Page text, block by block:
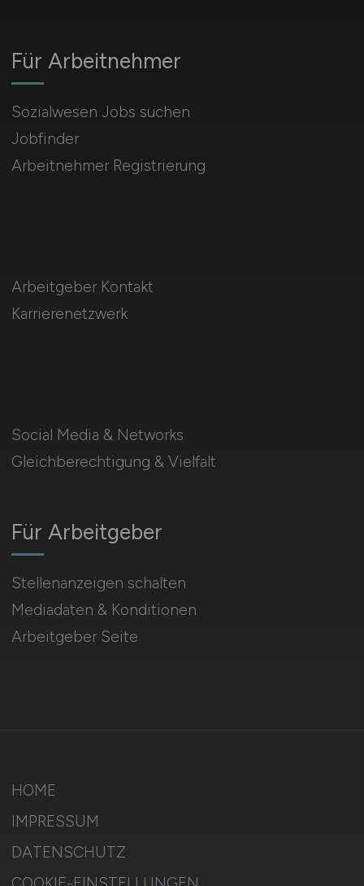
Für Arbeitnehmer
Sozialwesen Jobs suchen
Jobfinder
Arbeitnehmer Registrierung
Social Media & Networks
Gleichberechtigung & Vielfalt
Für Arbeitgeber
Stellenanzeigen schalten
Mediadaten & Konditionen
Arbeitgeber Seite
Arbeitgeber Kontakt
Karrierenetzwerk
HOME
IMPRESSUM
DATENSCHUTZ